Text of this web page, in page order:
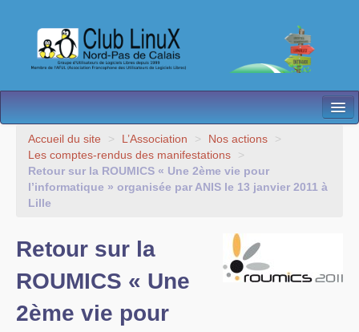
L’Association
Nos Activités
Besoin d’Aide ?
Accueil du site > L’Association > Nos actions
>
Les comptes-rendus des manifestations
>
Retour sur la ROUMICS « Une 2ème vie pour
l’informatique » organisée par ANIS le 13 janvier 2011 à
Lille
Retour sur la
ROUMICS « Une
2ème vie pour